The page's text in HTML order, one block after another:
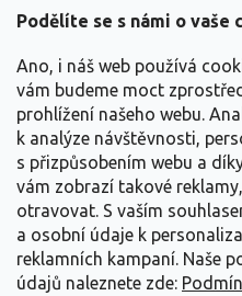
Podělíte se s námi o vaše
Ano, i náš web používá
vám budeme moct
prohlížení našeho webu.
k analýze návštěvnosti,
s přizpůsobením webu a
vám zobrazí takové
otravovat. S vaším
a osobní údaje k
reklamních kampaní. Naše
údajů naleznete zde: